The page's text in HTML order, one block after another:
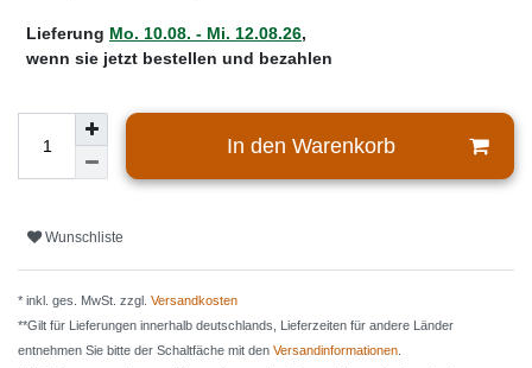
Lieferung Mo. 10.08. - Mi. 12.08.26,
wenn sie jetzt bestellen und bezahlen
In den Warenkorb
Wunschliste
* inkl. ges. MwSt. zzgl. Versandkosten
**Gilt für Lieferungen innerhalb deutschlands, Lieferzeiten für andere Länder
entnehmen Sie bitte der Schaltfäche mit den Versandinformationen